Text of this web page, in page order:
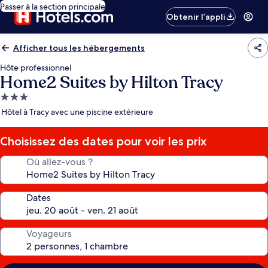
Passer à la section principale
Obtenir l’appli
Afficher tous les hébergements
Hôte professionnel
Home2 Suites by Hilton Tracy
Hébergement
3.0 étoiles
Hôtel à Tracy avec une piscine extérieure
Choisissez des dates pour voir les prix
Où allez-vous ?
Dates
Voyageurs